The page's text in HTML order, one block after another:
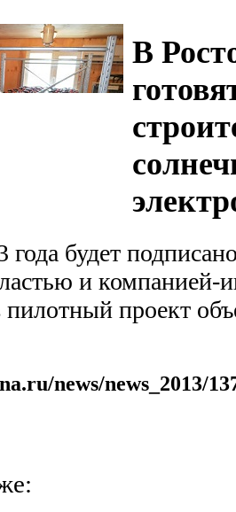
В
года будет
и компанией-
пилотный проект
news/news_2013/